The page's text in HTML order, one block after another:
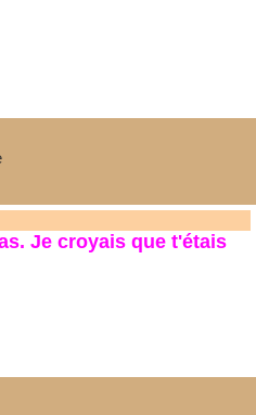
Je croyais que t'étais